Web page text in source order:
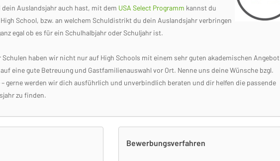
dein Auslandsjahr auch hast, mit dem USA Select Programm kannst du
School, bzw. an welchem Schuldistrikt du dein Auslandsjahr verbringen
egal ob es für ein Schulhalbjahr oder Schuljahr ist.
Schulen haben wir nicht nur auf High Schools mit einem sehr guten akademischen Angebot
eine gute Betreuung und Gastfamilienauswahl vor Ort. Nenne uns deine Wünsche bzgl.
– gerne werden wir dich ausführlich und unverbindlich beraten und dir helfen die passende
zu finden.
Bewerbungsverfahren